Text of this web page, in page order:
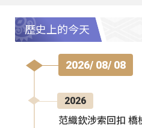
歷史上的今天
2026/ 08/ 08
2026
范織欽涉索回扣